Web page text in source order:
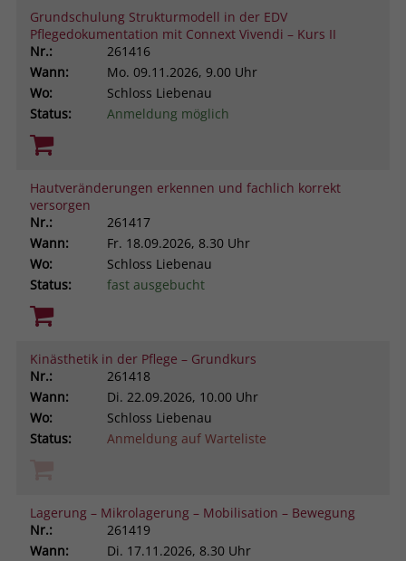
Grundschulung Strukturmodell in der EDV
Pflegedokumentation mit Connext Vivendi – Kurs II
Nr.:
261416
Wann:
Mo. 09.11.2026, 9.00 Uhr
Wo:
Schloss Liebenau
Status:
Anmeldung möglich
Hautveränderungen erkennen und fachlich korrekt
versorgen
Nr.:
261417
Wann:
Fr. 18.09.2026, 8.30 Uhr
Wo:
Schloss Liebenau
Status:
fast ausgebucht
Kinästhetik in der Pflege – Grundkurs
Nr.:
261418
Wann:
Di. 22.09.2026, 10.00 Uhr
Wo:
Schloss Liebenau
Status:
Anmeldung auf Warteliste
Lagerung – Mikrolagerung – Mobilisation – Bewegung
Nr.:
261419
Wann:
Di. 17.11.2026, 8.30 Uhr